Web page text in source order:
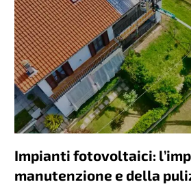
Impianti fotovoltaici:
manutenzione e della